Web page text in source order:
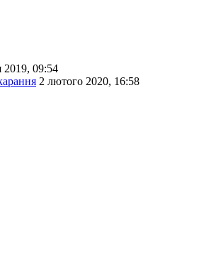
2019, 09:54
2 лютого 2020, 16:58